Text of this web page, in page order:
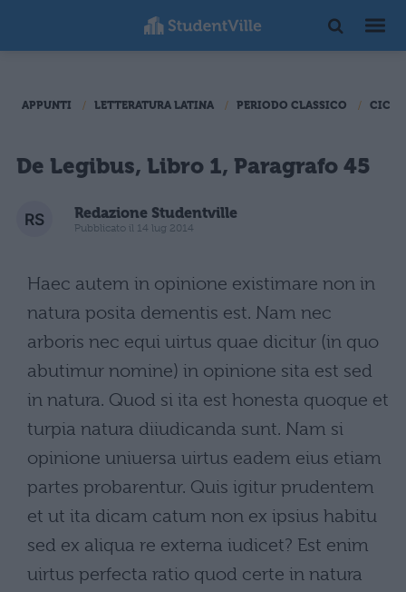
APPUNTI LETTERATURA LATINA PERIODO CLASSICO
De Legibus, Libro 1, Paragrafo 45
Redazione Studentville
Pubblicato il 14 lug 2014
Haec autem in opinione existimare non in
natura posita dementis est. Nam nec
arboris nec equi uirtus quae dicitur (in quo
abutimur nomine) in opinione sita est sed
in natura. Quod si ita est honesta quoque et
turpia natura diiudicanda sunt. Nam si
opinione uniuersa uirtus eadem eius etiam
partes probarentur. Quis igitur prudentem
et ut ita dicam catum non ex ipsius habitu
sed ex aliqua re externa iudicet? Est enim
uirtus perfecta ratio quod certe in natura